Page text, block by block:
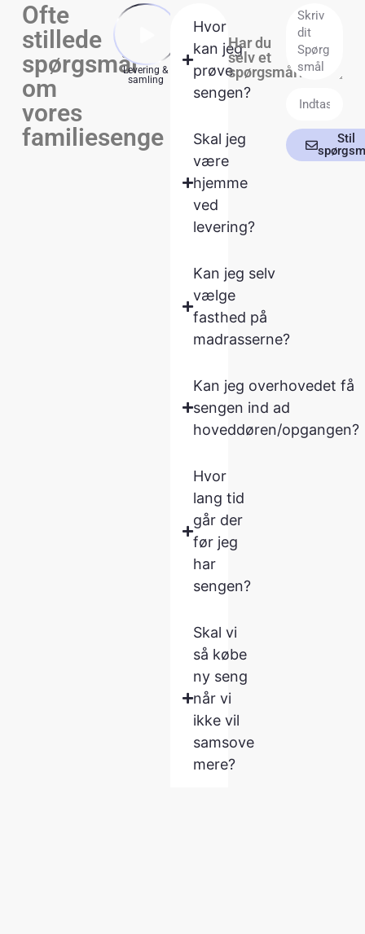
Ofte
stillede
spørgsmål
om
vores
familiesenge
Levering &
samling
SpringmadrasserTopmadras
Hvor
kan jeg
prøve
sengen?
Skal jeg
være
hjemme
ved
levering?
Kan jeg selv
vælge
fasthed på
madrasserne?
Kan jeg overhovedet få
sengen ind ad
hoveddøren/opgangen?
Hvor
lang tid
går der
før jeg
har
sengen?
Skal vi
så købe
ny seng
når vi
ikke vil
samsove
mere?
Har du
selv et
spørgsmål?
Stil